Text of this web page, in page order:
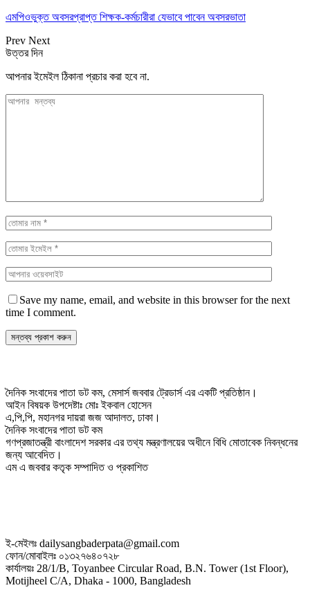
এমপিওভুক্ত অবসরপ্রাপ্ত শিক্ষক-কর্মচারীরা যেভাবে পাবেন অবসরভাতা
Prev Next
উত্তর দিন
আপনার ইমেইল ঠিকানা প্রচার করা হবে না.
Save my name, email, and website in this browser for the next
time I comment.
দৈনিক সংবাদের পাতা ডট কম, মেসার্স জববার ট্রেডার্স এর একটি প্রতিষ্ঠান।
আইন বিষয়ক উপদেষ্টাঃ মোঃ ইকবাল হোসেন
এ,পি,পি, মহানগর দায়রা জজ আদালত, ঢাকা।
দৈনিক সংবাদের পাতা ডট কম
গণপ্রজাতন্ত্রী বাংলাদেশ সরকার এর তথ্য মন্ত্রণালয়ের অধীনে বিধি মোতাবেক নিবন্ধনের
জন্য আবেদিত।
এম এ জববার কতৃক সম্পাদিত ও প্রকাশিত
ই-মেইলঃ dailysangbaderpata@gmail.com
ফোন/মোবাইলঃ ০১৩২৭৬৪০৭২৮
কার্যালয়ঃ 28/1/B, Toyanbee Circular Road, B.N. Tower (1st Floor),
Motijheel C/A, Dhaka - 1000, Bangladesh